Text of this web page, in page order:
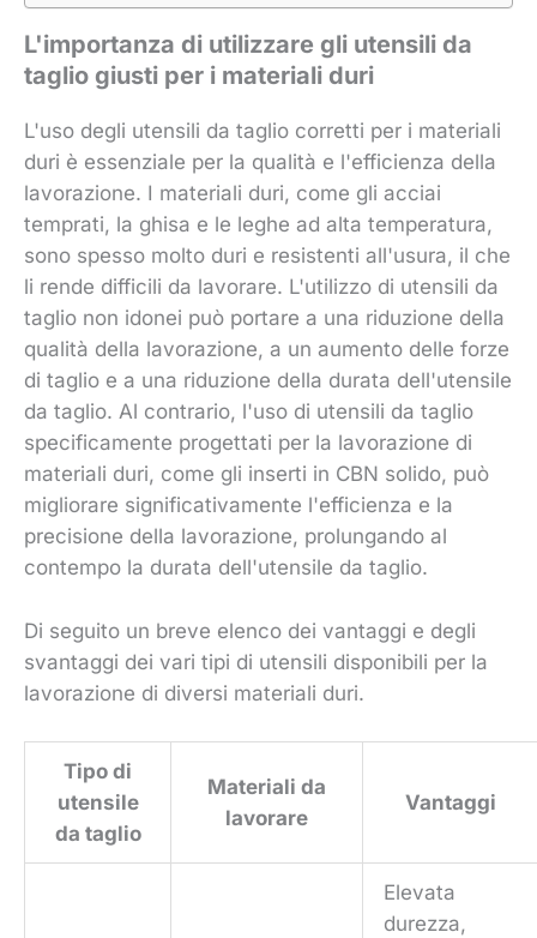
L'importanza di utilizzare gli utensili da
taglio giusti per i materiali duri
L'uso degli utensili da taglio corretti per i materiali
duri è essenziale per la qualità e l'efficienza della
lavorazione. I materiali duri, come gli acciai
temprati, la ghisa e le leghe ad alta temperatura,
sono spesso molto duri e resistenti all'usura, il che
li rende difficili da lavorare. L'utilizzo di utensili da
taglio non idonei può portare a una riduzione della
qualità della lavorazione, a un aumento delle forze
di taglio e a una riduzione della durata dell'utensile
da taglio. Al contrario, l'uso di utensili da taglio
specificamente progettati per la lavorazione di
materiali duri, come gli inserti in CBN solido, può
migliorare significativamente l'efficienza e la
precisione della lavorazione, prolungando al
contempo la durata dell'utensile da taglio.
Di seguito un breve elenco dei vantaggi e degli
svantaggi dei vari tipi di utensili disponibili per la
lavorazione di diversi materiali duri.
Tipo di
utensile
da taglio
Materiali da
lavorare
Vantaggi
Elevata
durezza,